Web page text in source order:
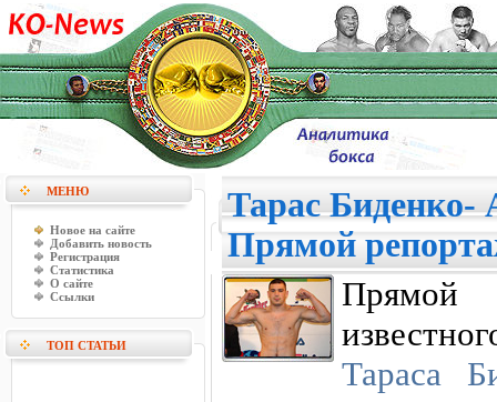
МЕНЮ
Новое на сайте
Добавить новость
Регистрация
Статистика
О сайте
Ссылки
ТОП СТАТЬИ
Тарас Биденко-
Прямой
Прямой
Тараса